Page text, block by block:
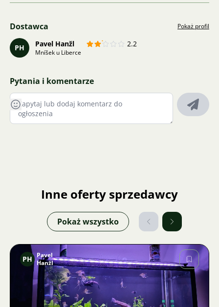
Dostawca Pokaż profil
PH Pavel Hanžl 2.2
Mníšek u Liberce
Pytania i komentarze
Inne oferty sprzedawcy
Pokaż wszystko
Zdjęcie
PH Pavel
Hanžl